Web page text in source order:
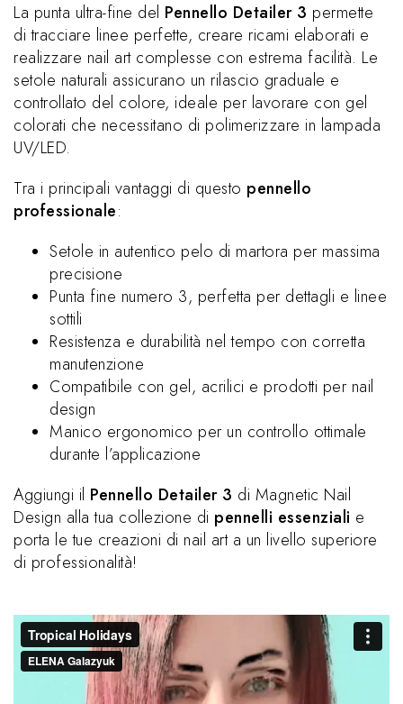
La punta ultra-fine del Pennello Detailer 3 permette
di tracciare linee perfette, creare ricami elaborati e
realizzare nail art complesse con estrema facilità. Le
setole naturali assicurano un rilascio graduale e
controllato del colore, ideale per lavorare con gel
colorati che necessitano di polimerizzare in lampada
UV/LED.
Tra i principali vantaggi di questo pennello
professionale:
Setole in autentico pelo di martora per massima
precisione
Punta fine numero 3, perfetta per dettagli e linee
sottili
Resistenza e durabilità nel tempo con corretta
manutenzione
Compatibile con gel, acrilici e prodotti per nail
design
Manico ergonomico per un controllo ottimale
durante l’applicazione
Aggiungi il Pennello Detailer 3 di Magnetic Nail
Design alla tua collezione di pennelli essenziali e
porta le tue creazioni di nail art a un livello superiore
di professionalità!